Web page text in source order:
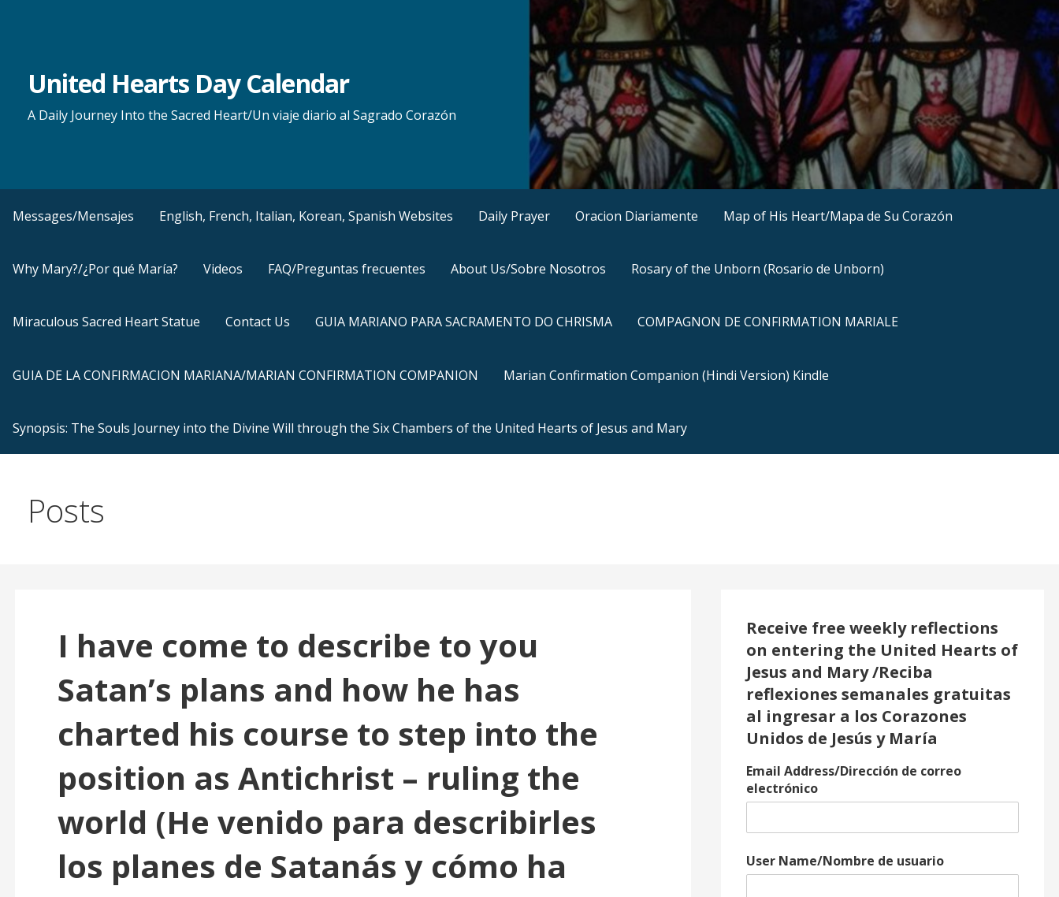
United Hearts Day Calendar
A Daily Journey Into the Sacred Heart/Un viaje diario al Sagrado Corazón
Messages/Mensajes English, French, Italian, Korean, Spanish Websites Daily Prayer Oracion Diariamente Map of His Heart/Mapa de Su Corazón
Why Mary?/¿Por qué María? Videos FAQ/Preguntas frecuentes About Us/Sobre Nosotros Rosary of the Unborn (Rosario de Unborn)
Miraculous Sacred Heart Statue Contact Us GUIA MARIANO PARA SACRAMENTO DO CHRISMA COMPAGNON DE CONFIRMATION MARIALE
GUIA DE LA CONFIRMACION MARIANA/MARIAN CONFIRMATION COMPANION Marian Confirmation Companion (Hindi Version) Kindle
Synopsis: The Souls Journey into the Divine Will through the Six Chambers of the United Hearts of Jesus and Mary
Posts
I have come to describe to you
Satan’s plans and how he has
charted his course to step into the
position as Antichrist – ruling the
world (He venido para describirles
los planes de Satanás y cómo ha
Receive free weekly reflections
on entering the United Hearts of
Jesus and Mary /Reciba
reflexiones semanales gratuitas
al ingresar a los Corazones
Unidos de Jesús y María
Email Address/Dirección de correo
electrónico
User Name/Nombre de usuario